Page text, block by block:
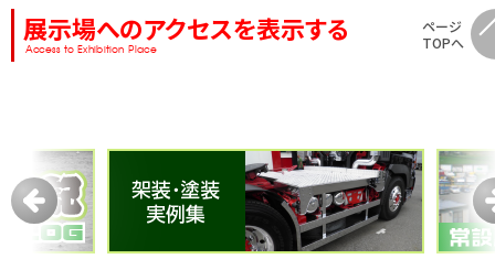
展示場へのアクセスを表示する
Access to Exhibition Place
ページ
TOPへ